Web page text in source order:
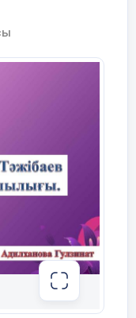
еске
слайд)
өсті? (5
слайд)
адамдармен